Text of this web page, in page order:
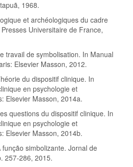
1968.
et archéologiques du cadre
Universitaire de France,
travail de symbolisation. In Manual
Elsevier Masson, 2012.
du dispositif clinique. In
en psychologie et
Elsevier Masson, 2014a.
questions du dispositif clinique. In
en psychologie et
Elsevier Masson, 2014b.
função simbolizante. Jornal de
257-286, 2015.